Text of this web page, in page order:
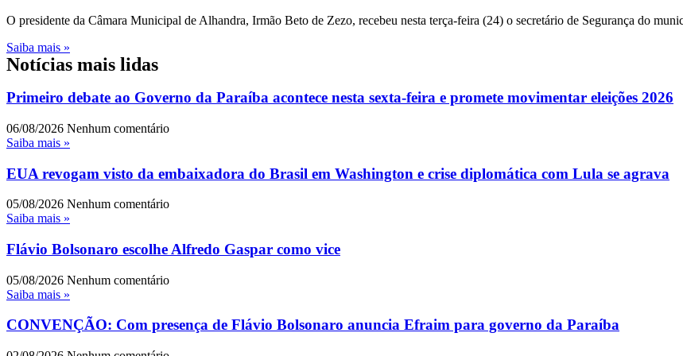
O presidente da Câmara Municipal de Alhandra, Irmão Beto de Zezo, recebeu nesta terça-feira (24) o secretário de Segurança do
Saiba mais »
Notícias mais lidas
Primeiro debate ao Governo da Paraíba acontece nesta sexta-feira e promete movimentar eleições 2026
06/08/2026 Nenhum comentário
Saiba mais »
EUA revogam visto da embaixadora do Brasil em Washington e crise diplomática com Lula se agrava
05/08/2026 Nenhum comentário
Saiba mais »
Flávio Bolsonaro escolhe Alfredo Gaspar como vice
05/08/2026 Nenhum comentário
Saiba mais »
CONVENÇÃO: Com presença de Flávio Bolsonaro anuncia Efraim para governo da Paraíba